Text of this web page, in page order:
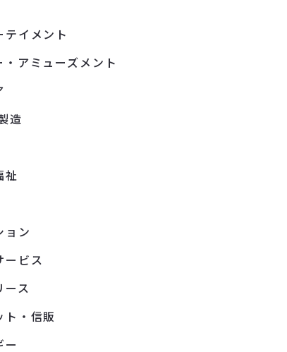
テイメント
・アミューズメント
造
祉
ョン
ービス
ース
ト・信販
ー